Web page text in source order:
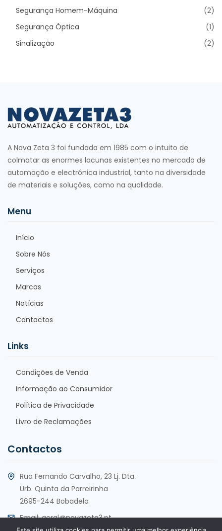
Segurança Homem-Máquina
(2)
Segurança Óptica
(1)
Sinalização
(2)
A Nova Zeta 3 foi fundada em 1985 com o intuito de
colmatar as enormes lacunas existentes no mercado de
automação e electrónica industrial, tanto na diversidade
de materiais e soluções, como na qualidade.
Menu
Início
Sobre Nós
Serviços
Marcas
Notícias
Contactos
Links
Condições de Venda
Informação ao Consumidor
Política de Privacidade
Livro de Reclamações
Contactos
Rua Fernando Carvalho, 23 Lj. Dta.
Urb. Quinta da Parreirinha
2695-244 Bobadela
Email:geral@novazeta3.pt